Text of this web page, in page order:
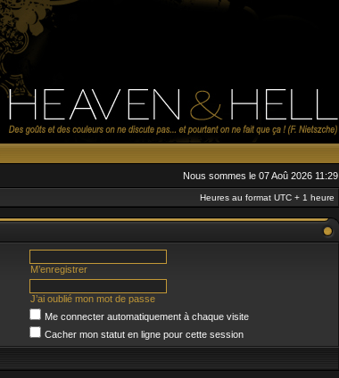
Nous sommes le 07 Aoû 2026 11:29
Heures au format UTC + 1 heure
M’enregistrer
J’ai oublié mon mot de passe
Me connecter automatiquement à chaque visite
Cacher mon statut en ligne pour cette session